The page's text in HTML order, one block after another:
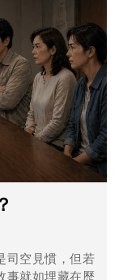
司空見慣，但若
事就如埋藏在歷